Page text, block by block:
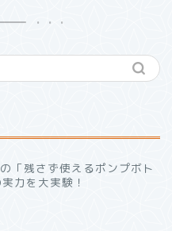
「残さず使えるポンプボト
力を大実験！